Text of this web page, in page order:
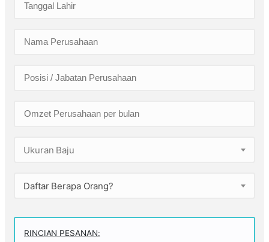
Ukuran Baju
Daftar Berapa Orang?
RINCIAN PESANAN: